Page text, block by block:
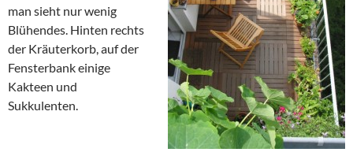
man sieht nur wenig
Blühendes. Hinten rechts
der Kräuterkorb, auf der
Fensterbank einige
Kakteen und
Sukkulenten.